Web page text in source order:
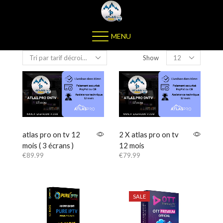
MENU
Show
atlas pro on tv 12
mois ( 3 écrans )
€89.99
2 X atlas pro on tv
12 mois
€79.99
SALE